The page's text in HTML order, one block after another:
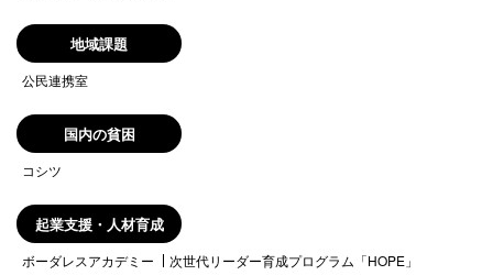
地域課題
公民連携室
国内の貧困
コシツ
起業支援・人材育成
ボーダレスアカデミー 次世代リーダー育成プログラム「HOPE」